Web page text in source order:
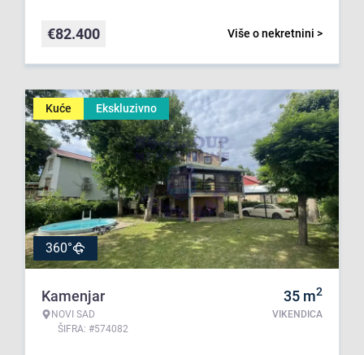
Više o nekretnini >
€82.400
Kuće Ekskluzivno
360°
Kamenjar
NOVI SAD
ŠIFRA: #574082
35 m2
VIKENDICA